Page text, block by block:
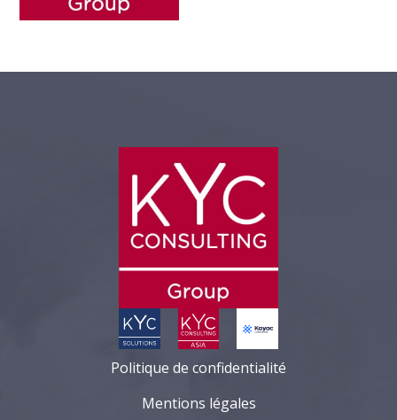
Politique de confidentialité
Mentions légales